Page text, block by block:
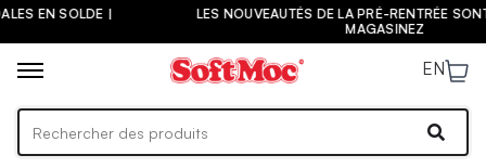
LES NOUVEAUTÉS DE LA PRÉ-RENTRÉE SONT ARRIVÉES ! |
EN